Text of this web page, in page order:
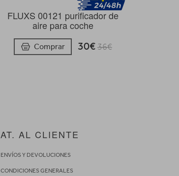
FLUXS 00121 purificador de
aire para coche
Comprar 30€36€
AT. AL CLIENTE
ENVÍOS Y DEVOLUCIONES
CONDICIONES GENERALES